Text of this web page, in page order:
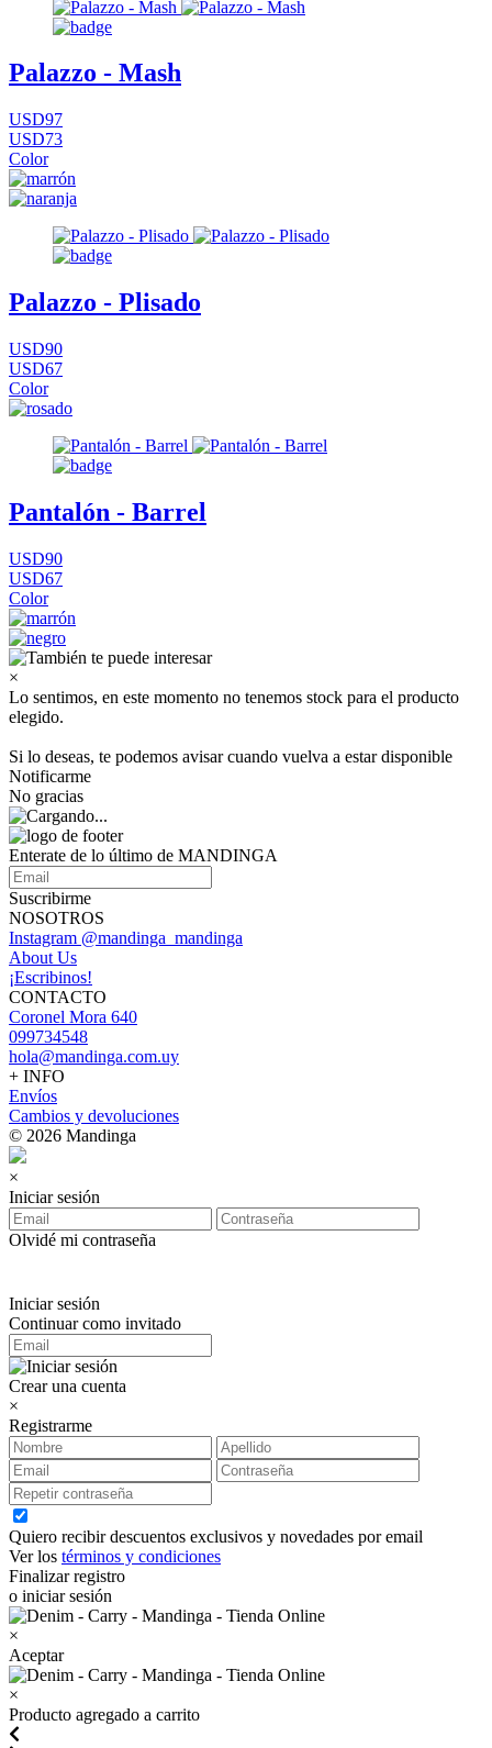
Palazzo - Mash
USD97
USD73
Color
Palazzo - Plisado
USD90
USD67
Color
Pantalón - Barrel
USD90
USD67
Color
×
Lo sentimos, en este momento no tenemos stock para el producto
elegido.
Si lo deseas, te podemos avisar cuando vuelva a estar disponible
Notificarme
No gracias
Enterate de lo último de MANDINGA
Suscribirme
NOSOTROS
Instagram @mandinga_mandinga
About Us
¡Escribinos!
CONTACTO
Coronel Mora 640
099734548
hola@mandinga.com.uy
+ INFO
Envíos
Cambios y devoluciones
© 2026 Mandinga
×
Iniciar sesión
Olvidé mi contraseña
Iniciar sesión
Continuar como invitado
Crear una cuenta
×
Registrarme
Quiero recibir descuentos exclusivos y novedades por email
Ver los términos y condiciones
Finalizar registro
o iniciar sesión
×
Aceptar
×
Producto agregado a carrito